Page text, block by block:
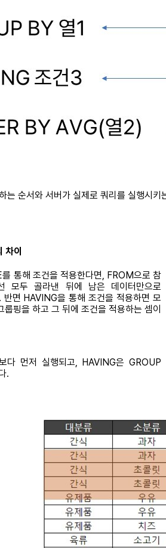
는 순서와 서버가 실제로 쿼리를 실행시키
이
통해 조건을 적용한다면, FROM으로 참
모두 골라낸 뒤에 남은 데이터만으로
면 HAVING을 통해 조건을 적용하면 모
핑을 하고 그 뒤에 조건을 적용하는 셈이
다 먼저 실행되고, HAVING은 GROUP
.